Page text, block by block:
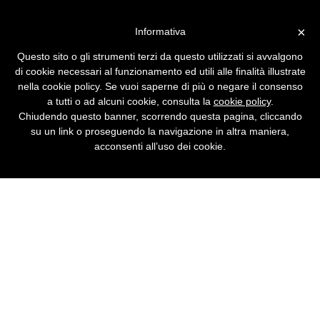
Economy
La branca informatica della New Economy è
il tema del seminario "Attori e territori
dell'innovazione".
×
Informativa
Questo sito o gli strumenti terzi da questo utilizzati si avvalgono
di cookie necessari al funzionamento ed utili alle finalità illustrate
nella cookie policy. Se vuoi saperne di più o negare il consenso
a tutti o ad alcuni cookie, consulta la cookie policy.
Chiudendo questo banner, scorrendo questa pagina, cliccando
su un link o proseguendo la navigazione in altra maniera,
acconsenti all’uso dei cookie.